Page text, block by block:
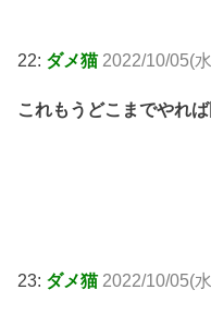
22: ダメ猫 2022/10/05(
これもうどこまでやれ
23: ダメ猫 2022/10/05(